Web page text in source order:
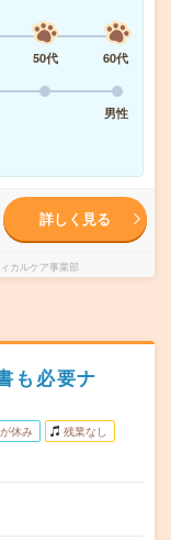
50代
60代
男性
詳しく見る
カルケア事業部
も必要ナ
休み 残業なし